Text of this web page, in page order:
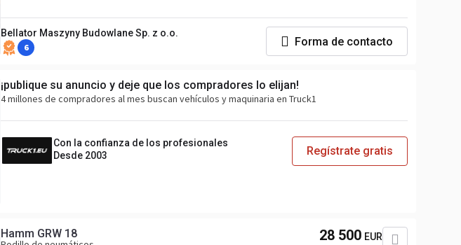
Bellator Maszyny Budowlane Sp. z o.o.
6 Forma de contacto
¡publique su anuncio y deje que los compradores lo elijan!
4 millones de compradores al mes buscan vehículos y maquinaria en Truck1
Con la confianza de los profesionales
Desde 2003
Regístrate gratis
Hamm GRW 18 28 500 EUR